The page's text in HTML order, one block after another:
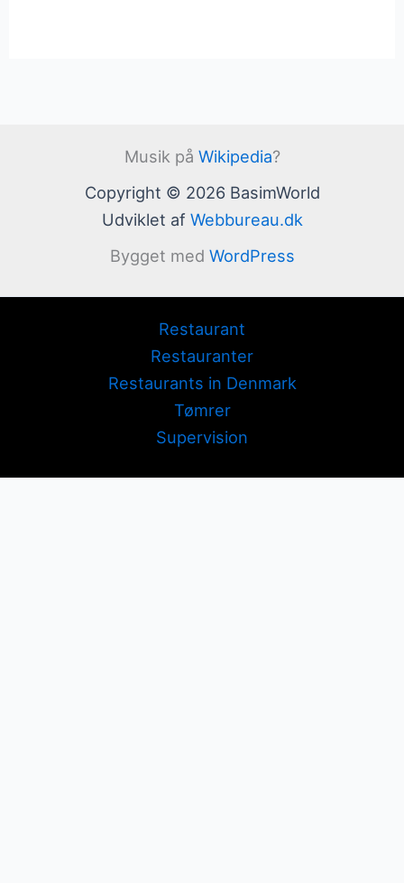
Musik på Wikipedia?
Copyright © 2026 BasimWorld
Udviklet af Webbureau.dk
Bygget med WordPress
Restaurant
Restauranter
Restaurants in Denmark
Tømrer
Supervision